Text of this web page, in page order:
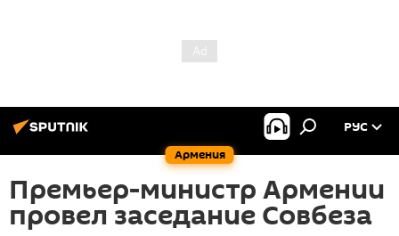
Армения
РУС
Премьер-министр Армении
провел заседание Совбеза